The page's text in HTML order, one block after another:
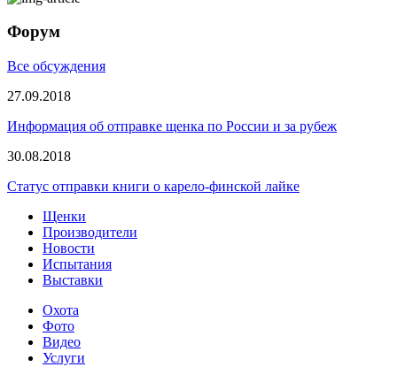
Форум
Все обсуждения
27.09.2018
Информация об отправке щенка по России и за рубеж
30.08.2018
Статус отправки книги о карело-финской лайке
Щенки
Производители
Новости
Испытания
Выставки
Охота
Фото
Видео
Услуги